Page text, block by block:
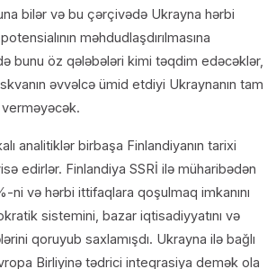
bilər və bu çərçivədə Ukrayna hərbi
məhdudlaşdırılmasına
bunu öz qələbələri kimi təqdim edəcəklər,
əvvəlcə ümid etdiyi Ukraynanın tam
analitiklər birbaşa Finlandiyanın tarixi
edirlər. Finlandiya SSRİ ilə müharibədən
ni və hərbi ittifaqlara qoşulmaq imkanını
sistemini, bazar iqtisadiyyatını və
qoruyub saxlamışdı. Ukrayna ilə bağlı
Birliyinə tədrici inteqrasiya demək ola